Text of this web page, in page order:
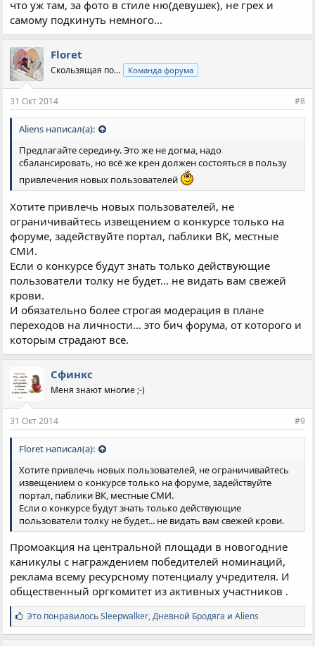
что уж там, за фото в стиле ню(девушек), не грех и
самому подкинуть немного...
Floret
Скользящая по... Команда форума
31 Окт 2014 #8
Aliens написал(а):
Предлагайте середину. Это же не догма, надо
сбалансировать, но всё же крен должен состояться в пользу
привлечения новых пользователей
Хотите привлечь новых пользователей, не
ограничивайтесь извещением о конкурсе только на
форуме, задействуйте портал, паблики ВК, местные
СМИ.
Если о конкурсе будут знать только действующие
пользователи толку не будет... не видать вам свежей
крови.
И обязательно более строгая модерация в плане
переходов на личности... это бич форума, от которого и
которым страдают все.
Сфинкс
Меня знают многие ;-)
31 Окт 2014 #9
Floret написал(а):
Хотите привлечь новых пользователей, не ограничивайтесь
извещением о конкурсе только на форуме, задействуйте
портал, паблики ВК, местные СМИ.
Если о конкурсе будут знать только действующие
пользователи толку не будет... не видать вам свежей крови.
Промоакция на центральной площади в новогодние
каникулы с награждением победителей номинаций,
реклама всему ресурсному потенциалу учредителя. И
общественный оргкомитет из активных участников .
С
и
м
Это понравилосьSleepwalker,Дневной Бродяга иAliens